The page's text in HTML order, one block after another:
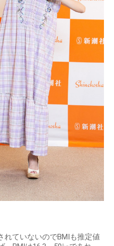
れていないのでBMIも推定値